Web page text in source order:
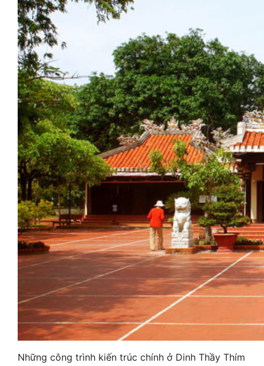
Những công trình kiến trúc chính ở Dinh Thầy Thím